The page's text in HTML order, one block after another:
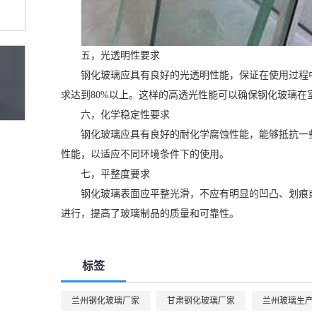
五，光透明性要求
钢化玻璃应具有良好的光透明性能，保证在使用过
求达到80%以上。这样的高透光性能可以确保钢化玻璃
六，化学稳定性要求
钢化玻璃应具有良好的耐化学腐蚀性能，能够抵抗
性能，以适应不同环境条件下的使用。
七，平整度要求
钢化玻璃表面应平整光滑，不应有明显的凹凸、划
进行，提高了玻璃制品的质量和可靠性。
标签
兰州钢化玻璃厂家 甘肃钢化玻璃厂家 兰州玻璃生